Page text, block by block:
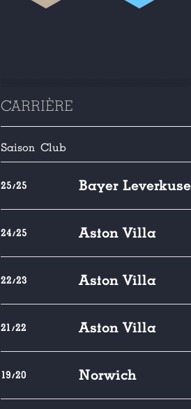
CARRIÈRE
Saison Club
25/25 Bayer
24/25 Aston Villa
22/23 Aston Villa
21/22 Aston Villa
19/20 Norwich